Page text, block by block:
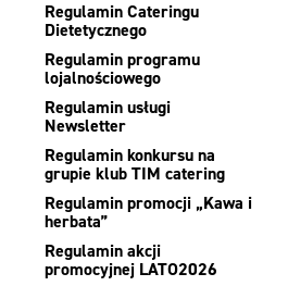
Regulamin Cateringu
Dietetycznego
Regulamin programu
lojalnościowego
Regulamin usługi
Newsletter
Regulamin konkursu na
grupie klub TIM catering
Regulamin promocji „Kawa i
herbata”
Regulamin akcji
promocyjnej LATO2026